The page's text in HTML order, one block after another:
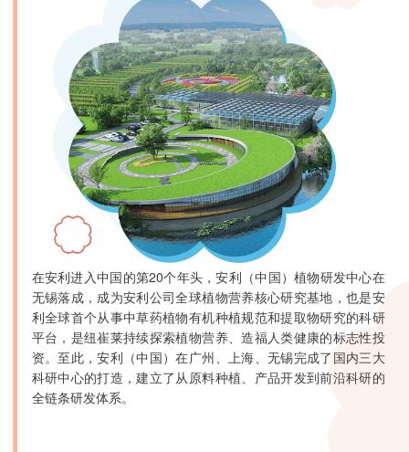
在安利进入中国的第20个年头，安利（中国）植物研发中心在
无锡落成，成为安利公司全球植物营养核心研究基地，也是安
利全球首个从事中草药植物有机种植规范和提取物研究的科研
平台，是纽崔莱持续探索植物营养、造福人类健康的标志性投
资。至此，安利（中国）在广州、上海、无锡完成了国内三大
科研中心的打造，建立了从原料种植、产品开发到前沿科研的
全链条研发体系。